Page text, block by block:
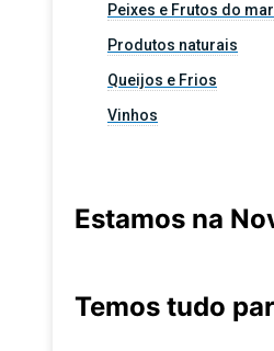
Peixes e Frutos do mar
Produtos naturais
Queijos e Frios
Vinhos
Estamos na
Temos tudo